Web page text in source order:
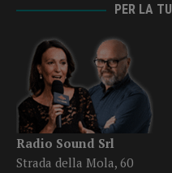
PER LA
Radio Sound Srl
Strada della Mola, 60